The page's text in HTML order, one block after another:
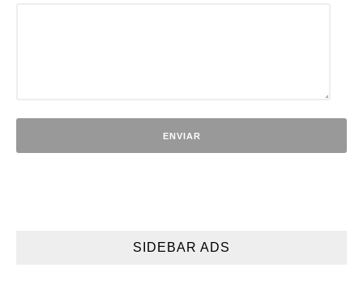
SIDEBAR ADS